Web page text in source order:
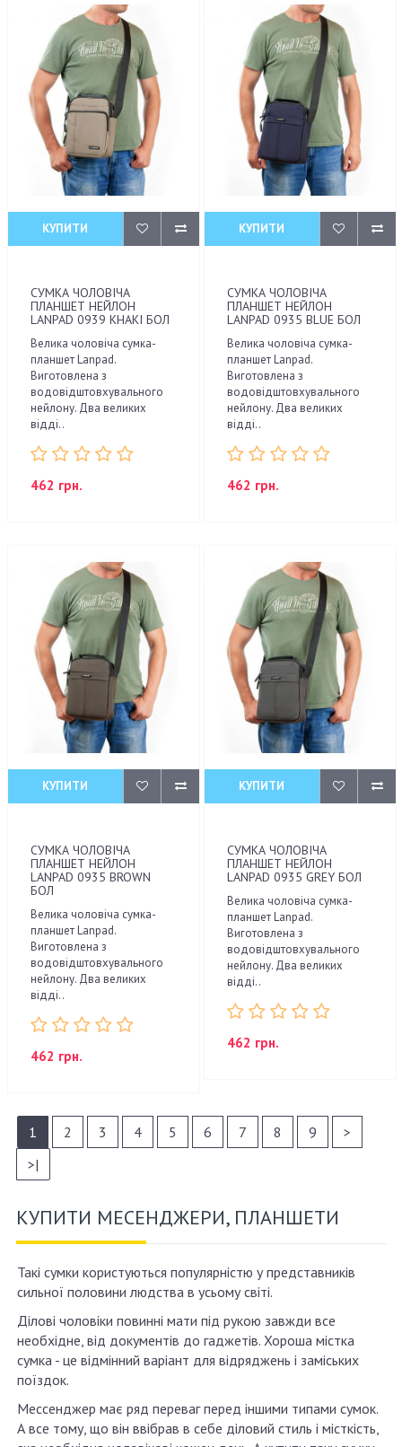
КУПИТИ
СУМКА ЧОЛОВІЧА
ПЛАНШЕТ НЕЙЛОН
LANPAD 0939 KHAKI БОЛ
Велика чоловіча сумка-
планшет Lanpad.
Виготовлена з
водовідштовхувального
нейлону. Два великих
відді..
462 грн.
КУПИТИ
СУМКА ЧОЛОВІЧА
ПЛАНШЕТ НЕЙЛОН
LANPAD 0935 BLUE БОЛ
Велика чоловіча сумка-
планшет Lanpad.
Виготовлена з
водовідштовхувального
нейлону. Два великих
відді..
462 грн.
КУПИТИ
СУМКА ЧОЛОВІЧА
ПЛАНШЕТ НЕЙЛОН
LANPAD 0935 BROWN
БОЛ
Велика чоловіча сумка-
планшет Lanpad.
Виготовлена з
водовідштовхувального
нейлону. Два великих
відді..
462 грн.
КУПИТИ
СУМКА ЧОЛОВІЧА
ПЛАНШЕТ НЕЙЛОН
LANPAD 0935 GREY БОЛ
Велика чоловіча сумка-
планшет Lanpad.
Виготовлена з
водовідштовхувального
нейлону. Два великих
відді..
462 грн.
1 2 3 4 5 6 7 8 9
>
>|
КУПИТИ МЕСЕНДЖЕРИ, ПЛАНШЕТИ
Такі сумки користуються популярністю у представників
сильної половини людства в усьому світі.
Ділові чоловіки повинні мати під рукою завжди все
необхідне, від документів до гаджетів. Хороша містка
сумка - це відмінний варіант для відряджень і заміських
поїздок.
Мессенджер має ряд переваг перед іншими типами сумок.
А все тому, що він ввібрав в себе діловий стиль і місткість,